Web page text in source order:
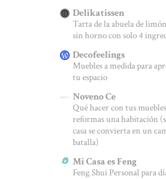
Delikatissen
Tarta de la abuela de
sin horno con solo 4
Decofeelings
Muebles a medida para
tu espacio
Noveno Ce
Qué hacer con tus
reformas una habitación
casa se convierta en un
batalla)
Mi Casa es Feng
Feng Shui Personal para